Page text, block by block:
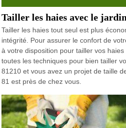
Tailler les haies avec le
Tailler les haies tout seul est plus
intégrité. Pour assurer le confort de
à votre disposition pour tailler vos
toutes les techniques pour bien tailler
81210 et vous avez un projet de taille
81 est près de chez vous.